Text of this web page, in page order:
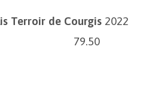
Terroir de Courgis 2022